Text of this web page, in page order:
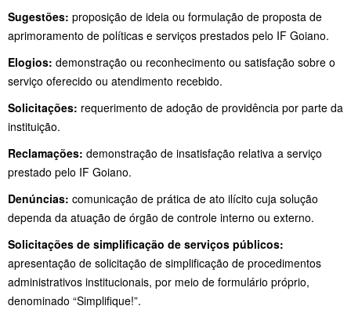
Sugestões: proposição de ideia ou formulação de proposta de
aprimoramento de políticas e serviços prestados pelo IF Goiano.
Elogios: demonstração ou reconhecimento ou satisfação sobre o
serviço oferecido ou atendimento recebido.
Solicitações: requerimento de adoção de providência por parte da
instituição.
Reclamações: demonstração de insatisfação relativa a serviço
prestado pelo IF Goiano.
Denúncias: comunicação de prática de ato ilícito cuja solução
dependa da atuação de órgão de controle interno ou externo.
Solicitações de simplificação de serviços públicos:
apresentação de solicitação de simplificação de procedimentos
administrativos institucionais, por meio de formulário próprio,
denominado “Simplifique!”.